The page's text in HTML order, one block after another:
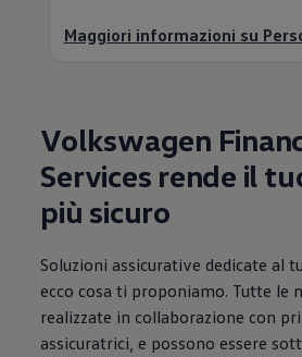
Maggiori informazioni su
Volkswagen
Services rende il
più sicuro
Soluzioni assicurative dedicate al
ecco cosa ti proponiamo. Tutte le
realizzate in collaborazione con
assicuratrici, e possono essere